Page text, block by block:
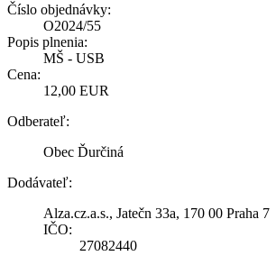
Číslo objednávky:
O2024/55
Popis plnenia:
MŠ - USB
Cena:
12,00 EUR
Odberateľ:
Obec Ďurčiná
Dodávateľ:
Alza.cz.a.s., Jatečn 33a, 170 00 Praha 7
IČO:
27082440